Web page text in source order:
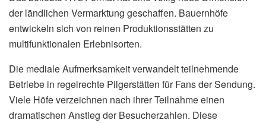
der ländlichen Vermarktung geschaffen. Bauernhöfe
entwickeln sich von reinen Produktionsstätten zu
multifunktionalen Erlebnisorten.
Die mediale Aufmerksamkeit verwandelt teilnehmende
Betriebe in regelrechte Pilgerstätten für Fans der Sendung.
Viele Höfe verzeichnen nach ihrer Teilnahme einen
dramatischen Anstieg der Besucherzahlen. Diese